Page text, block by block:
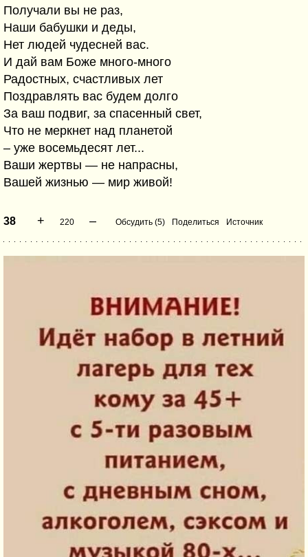
Получали вы не раз,
Наши бабушки и деды,
Нет людей чудесней вас.
И дай вам Боже много-много
Радостных, счастливых лет
Поздравлять вас будем долго
За ваш подвиг, за спасенный свет,
Что не меркнет над планетой
– уже восемьдесят лет...
Ваши жертвы — не напрасны,
Вашей жизнью — мир живой!
38 + 220 – Обсудить (5) Поделиться Источник